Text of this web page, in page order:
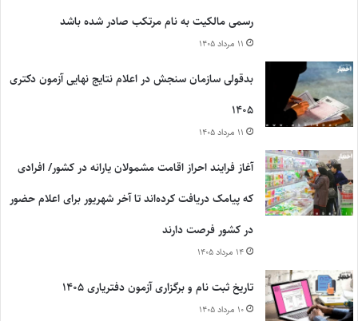
رسمی مالکیت به نام مرتکب صادر شده باشد
۱۱ مرداد ۱۴۰۵
بدقولی سازمان سنجش در اعلام نتایج نهایی آزمون دکتری
۱۴۰۵
۱۱ مرداد ۱۴۰۵
آغاز فرایند احراز اقامت مشمولان یارانه در کشور/ افرادی
که پیامک دریافت کرده‌اند تا آخر شهریور برای اعلام حضور
در کشور فرصت دارند
۱۴ مرداد ۱۴۰۵
تاریخ ثبت نام و برگزاری آزمون دفتریاری ۱۴۰۵
۱۰ مرداد ۱۴۰۵